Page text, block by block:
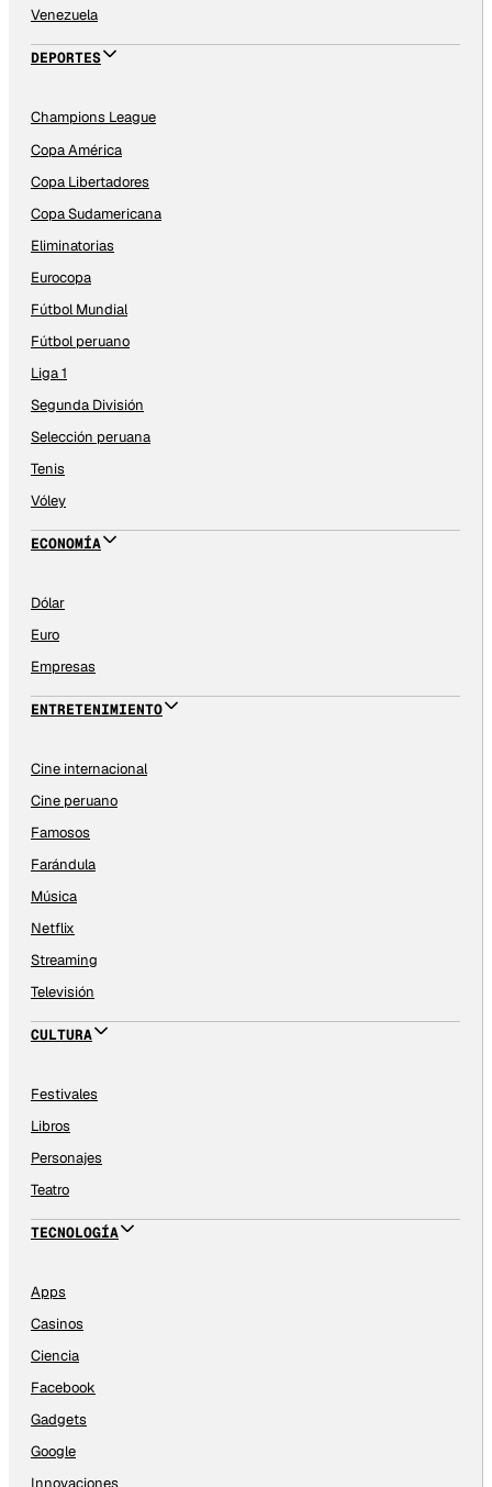
Venezuela
DEPORTES
Champions League
Copa América
Copa Libertadores
Copa Sudamericana
Eliminatorias
Eurocopa
Fútbol Mundial
Fútbol peruano
Liga 1
Segunda División
Selección peruana
Tenis
Vóley
ECONOMÍA
Dólar
Euro
Empresas
ENTRETENIMIENTO
Cine internacional
Cine peruano
Famosos
Farándula
Música
Netflix
Streaming
Televisión
CULTURA
Festivales
Libros
Personajes
Teatro
TECNOLOGÍA
Apps
Casinos
Ciencia
Facebook
Gadgets
Google